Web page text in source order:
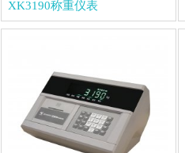
XK3190称重仪表